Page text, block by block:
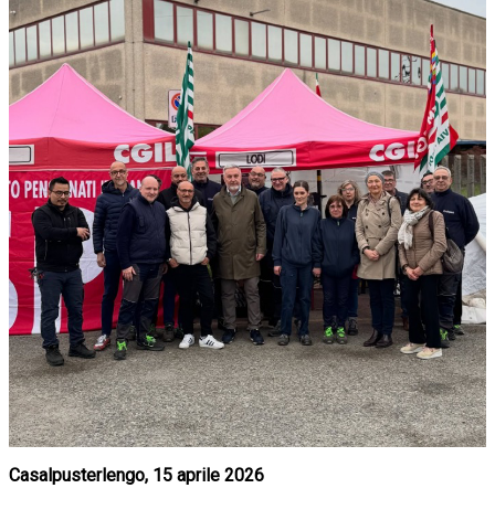
Casalpusterlengo, 15 aprile 2026